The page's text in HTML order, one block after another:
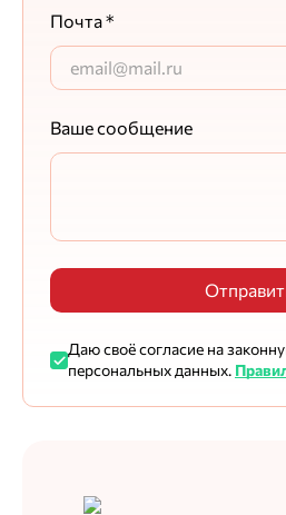
Почта *
Ваше сообщение
Даю своё согласие на
персональных данных.